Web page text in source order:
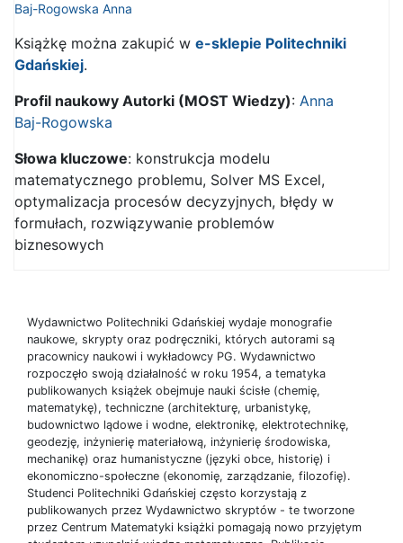
Baj-Rogowska Anna
Książkę można zakupić w e-sklepie Politechniki
Gdańskiej.
Profil naukowy Autorki (MOST Wiedzy): Anna
Baj-Rogowska
Słowa kluczowe: konstrukcja modelu
matematycznego problemu, Solver MS Excel,
optymalizacja procesów decyzyjnych, błędy w
formułach, rozwiązywanie problemów
biznesowych
Wydawnictwo Politechniki Gdańskiej wydaje monografie
naukowe, skrypty oraz podręczniki, których autorami są
pracownicy naukowi i wykładowcy PG. Wydawnictwo
rozpoczęło swoją działalność w roku 1954, a tematyka
publikowanych książek obejmuje nauki ścisłe (chemię,
matematykę), techniczne (architekturę, urbanistykę,
budownictwo lądowe i wodne, elektronikę, elektrotechnikę,
geodezję, inżynierię materiałową, inżynierię środowiska,
mechanikę) oraz humanistyczne (języki obce, historię) i
ekonomiczno-społeczne (ekonomię, zarządzanie, filozofię).
Studenci Politechniki Gdańskiej często korzystają z
publikowanych przez Wydawnictwo skryptów - te tworzone
przez Centrum Matematyki książki pomagają nowo przyjętym